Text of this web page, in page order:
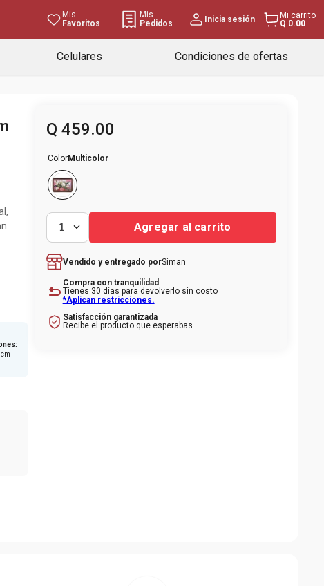
Mis
Favoritos
Mis
Pedidos
Inicia sesión
Mi carrito
Q 0.00
Celulares Condiciones de ofertas
:
Q 459.00
ColorMulticolor
1 Agregar al carrito
Vendido y entregado porSiman
Compra con tranquilidad
Tienes 30 días para devolverlo sin costo
*Aplican restricciones.
Satisfacción garantizada
Recibe el producto que esperabas